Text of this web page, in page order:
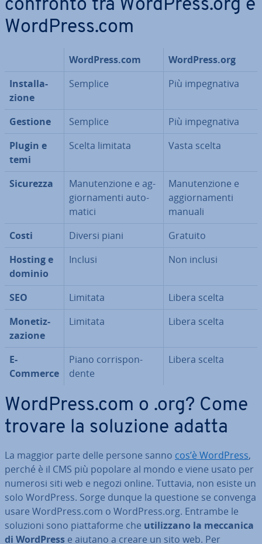
confronto tra WordPress.org e
WordPress.com
WordPress.com
WordPress.org
In­stal­la­
zio­ne
Semplice Più im­pe­gna­ti­va
Gestione Semplice
Più im­pe­gna­ti­va
Plugin e
temi
Scelta limitata Vasta scelta
Sicurezza
Ma­nu­ten­zio­ne e ag­
gior­na­men­ti au­to­
ma­ti­ci
Ma­nu­ten­zio­ne e
ag­gior­na­men­ti
manuali
Costi
Diversi piani
Gratuito
Hosting e
dominio
Inclusi Non inclusi
SEO Limitata
Libera scelta
Mo­ne­tiz­
za­zio­ne
Limitata Libera scelta
E-
Commerce
Piano cor­ri­spon­
den­te
Libera scelta
WordPress.com o .org? Come
trovare la soluzione adatta
La maggior parte delle persone sanno cos’è WordPress,
perché è il CMS più popolare al mondo e viene usato per
numerosi siti web e negozi online. Tuttavia, non esiste un
solo WordPress. Sorge dunque la questione se convenga
usare WordPress.com o WordPress.org. Entrambe le
soluzioni sono piat­ta­for­me che uti­liz­za­no la meccanica
di WordPress e aiutano a creare un sito web. Per